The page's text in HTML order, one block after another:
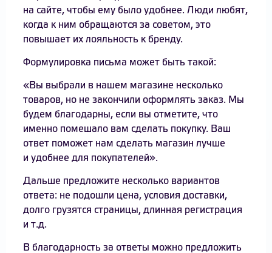
на сайте, чтобы ему было удобнее. Люди любят,
когда к ним обращаются за советом, это
повышает их лояльность к бренду.
Формулировка письма может быть такой:
«Вы выбрали в нашем магазине несколько
товаров, но не закончили оформлять заказ. Мы
будем благодарны, если вы отметите, что
именно помешало вам сделать покупку. Ваш
ответ поможет нам сделать магазин лучше
и удобнее для покупателей».
Дальше предложите несколько вариантов
ответа: не подошли цена, условия доставки,
долго грузятся страницы, длинная регистрация
и т.д.
В благодарность за ответы можно предложить